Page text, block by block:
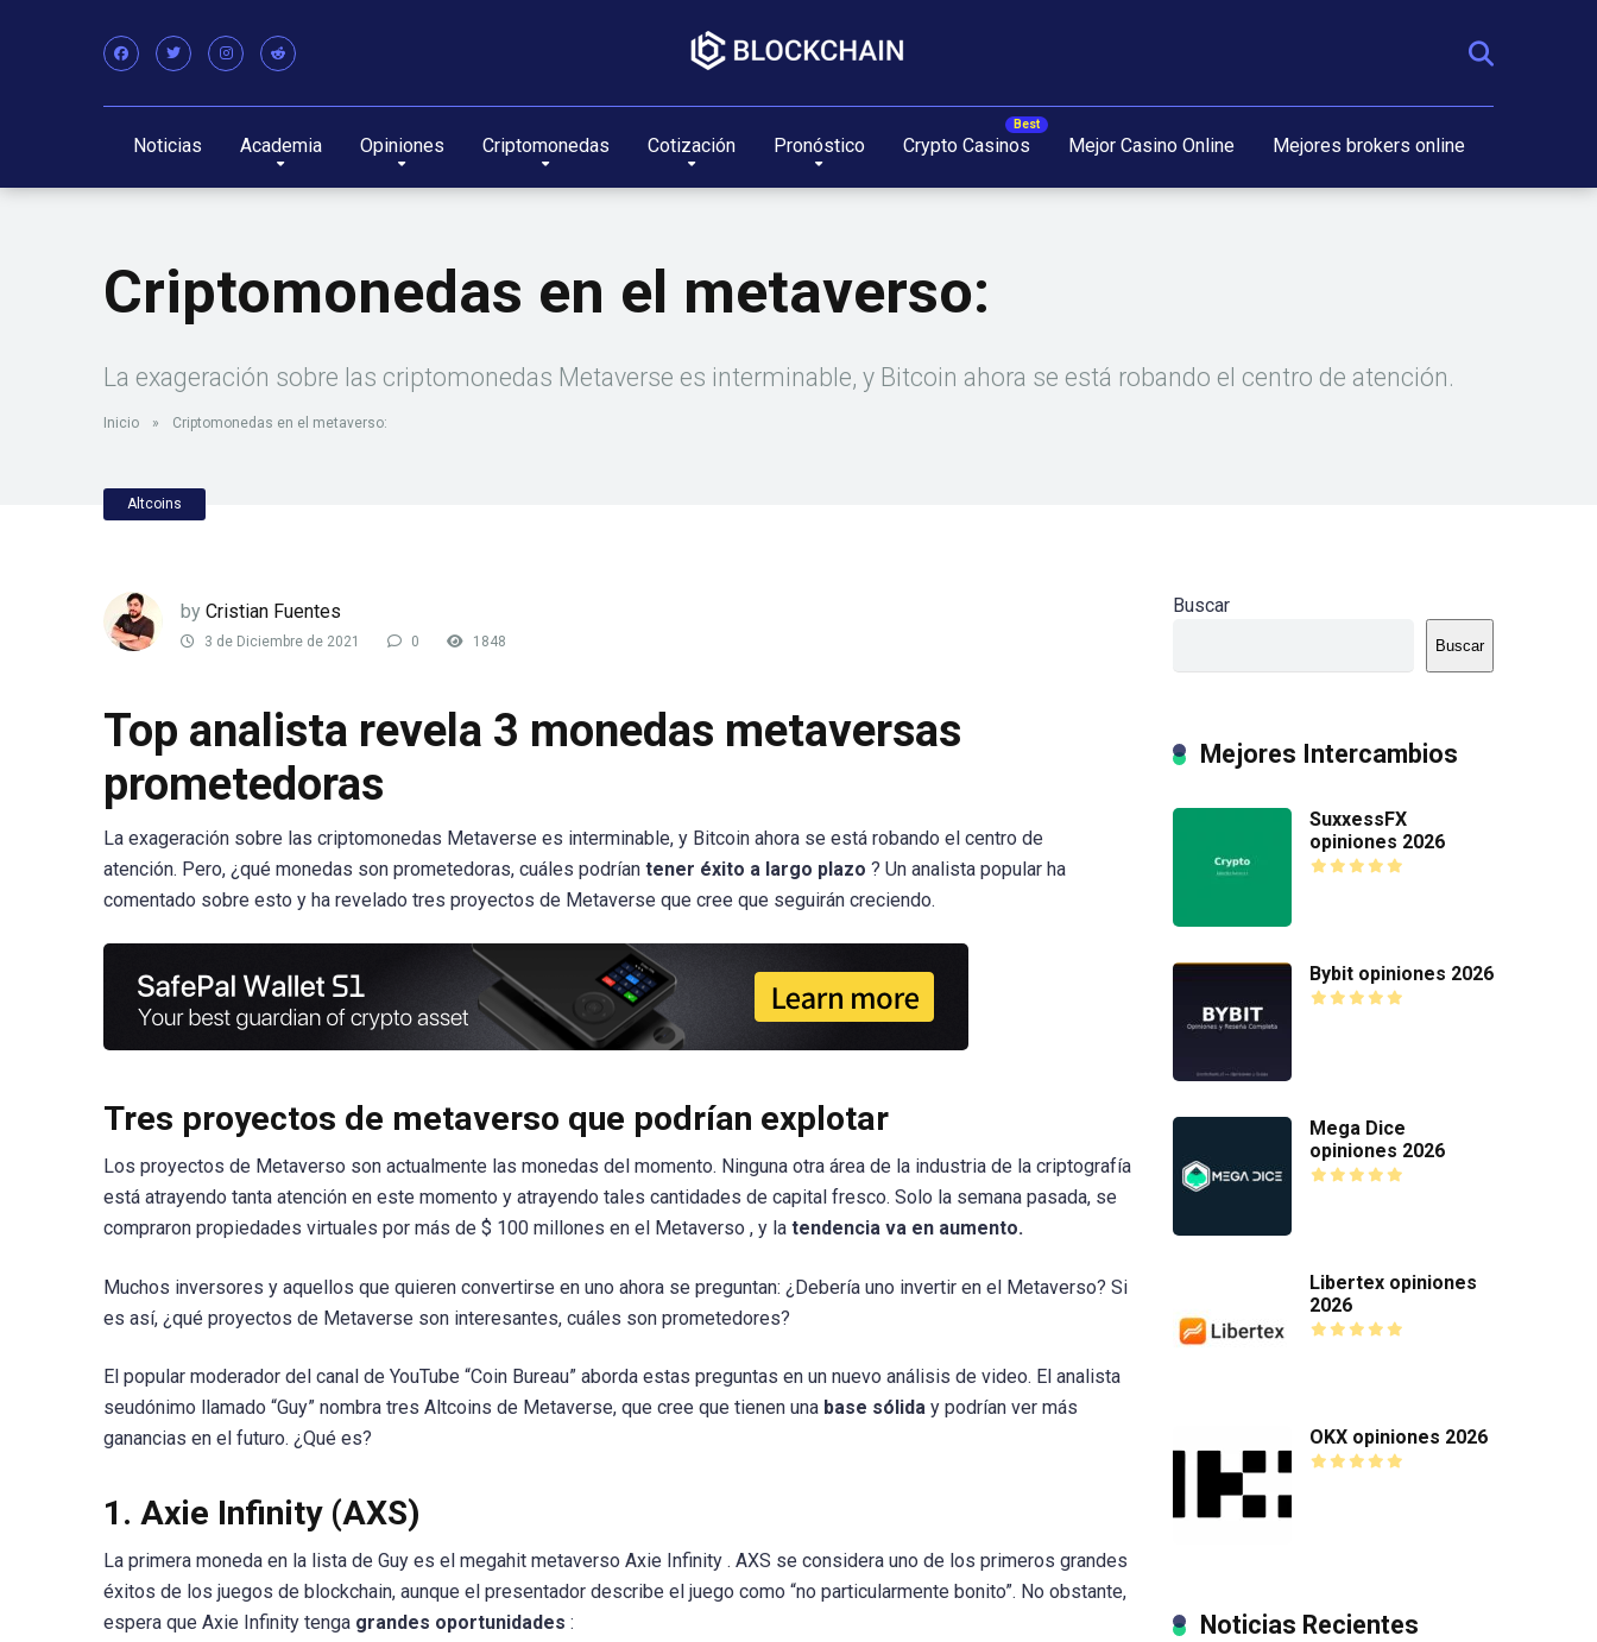
Noticias Academia Opiniones Criptomonedas Cotización Pronóstico Crypto Casinos Mejor Casino Online Mejores brokers online
Criptomonedas en el metaverso:
La exageración sobre las criptomonedas Metaverse es interminable, y Bitcoin ahora se está robando el centro de atención.
Inicio » Criptomonedas en el metaverso:
Altcoins
by Cristian Fuentes
3 de Diciembre de 2021 0 1848
Top analista revela 3 monedas metaversas
prometedoras
La exageración sobre las criptomonedas Metaverse es interminable, y Bitcoin ahora se está robando el centro de
atención. Pero, ¿qué monedas son prometedoras, cuáles podrían tener éxito a largo plazo ? Un analista popular ha
comentado sobre esto y ha revelado tres proyectos de Metaverse que cree que seguirán creciendo.
Tres proyectos de metaverso que podrían explotar
Los proyectos de Metaverso son actualmente las monedas del momento. Ninguna otra área de la industria de la criptografía
está atrayendo tanta atención en este momento y atrayendo tales cantidades de capital fresco. Solo la semana pasada, se
compraron propiedades virtuales por más de $ 100 millones en el Metaverso , y la tendencia va en aumento.
Muchos inversores y aquellos que quieren convertirse en uno ahora se preguntan: ¿Debería uno invertir en el Metaverso? Si
es así, ¿qué proyectos de Metaverse son interesantes, cuáles son prometedores?
El popular moderador del canal de YouTube “Coin Bureau” aborda estas preguntas en un nuevo análisis de video. El analista
seudónimo llamado “Guy” nombra tres Altcoins de Metaverse, que cree que tienen una base sólida y podrían ver más
ganancias en el futuro. ¿Qué es?
1. Axie Infinity (AXS)
La primera moneda en la lista de Guy es el megahit metaverso Axie Infinity . AXS se considera uno de los primeros grandes
éxitos de los juegos de blockchain, aunque el presentador describe el juego como “no particularmente bonito”. No obstante,
espera que Axie Infinity tenga grandes oportunidades :
Buscar
Buscar
Mejores Intercambios
SuxxessFX
opiniones 2026
Bybit opiniones 2026
Mega Dice
opiniones 2026
Libertex opiniones
2026
OKX opiniones 2026
Noticias Recientes